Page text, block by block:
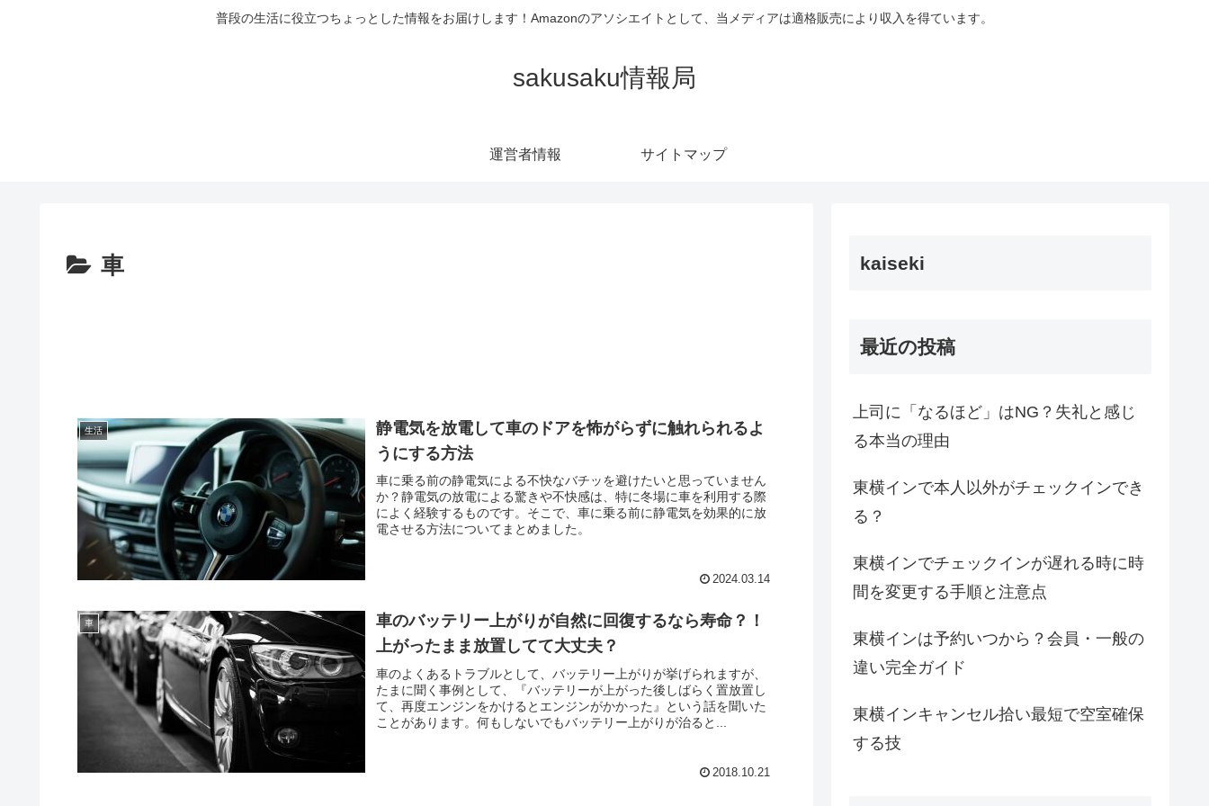
普段の生活に役立つちょっとした情報をお届けします！Amazonのアソシエイトとして、当メディアは適格販売により収入を得ています。
sakusaku情報局
運営者情報 サイトマップ
車
生活
静電気を放電して車のドアを怖がらずに触れられるよ
うにする方法
車に乗る前の静電気による不快なバチッを避けたいと思っていません
か？静電気の放電による驚きや不快感は、特に冬場に車を利用する際
によく経験するものです。そこで、車に乗る前に静電気を効果的に放
電させる方法についてまとめました。
2024.03.14
車
車のバッテリー上がりが自然に回復するなら寿命？！
上がったまま放置してて大丈夫？
車のよくあるトラブルとして、バッテリー上がりが挙げられますが、
たまに聞く事例として、『バッテリーが上がった後しばらく置放置し
て、再度エンジンをかけるとエンジンがかかった』という話を聞いた
ことがあります。何もしないでもバッテリー上がりが治ると...
2018.10.21
kaiseki
最近の投稿
上司に「なるほど」はNG？失礼と感じ
る本当の理由
東横インで本人以外がチェックインでき
る？
東横インでチェックインが遅れる時に時
間を変更する手順と注意点
東横インは予約いつから？会員・一般の
違い完全ガイド
東横インキャンセル拾い最短で空室確保
する技